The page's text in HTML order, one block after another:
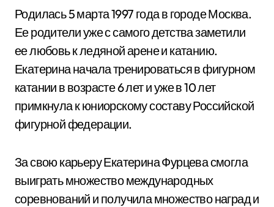
Родилась 5 марта 1997 года в городе Москва.
Ее родители уже с самого детства заметили
ее любовь к ледяной арене и катанию.
Екатерина начала тренироваться в фигурном
катании в возрасте 6 лет и уже в 10 лет
примкнула к юниорскому составу Российской
фигурной федерации.
За свою карьеру Екатерина Фурцева смогла
выиграть множество международных
соревнований и получила множество наград и